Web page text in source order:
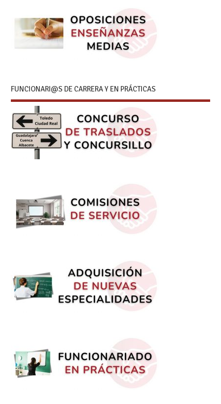
FUNCIONARI@S DE CARRERA Y EN PRÁCTICAS